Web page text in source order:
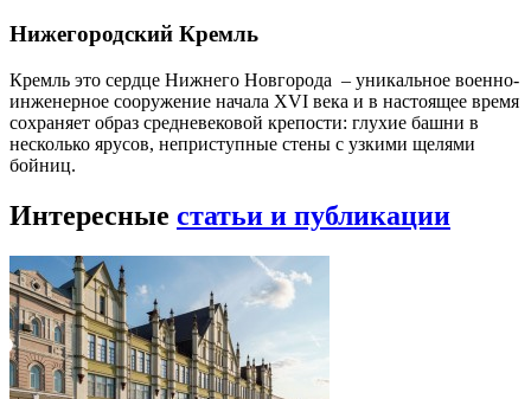
Нижегородский Кремль
Кремль это сердце Нижнего Новгорода – уникальное военно-
инженерное сооружение начала XVI века и в настоящее время
сохраняет образ средневековой крепости: глухие башни в
несколько ярусов, неприступные стены с узкими щелями
бойниц.
Интересные статьи и публикации